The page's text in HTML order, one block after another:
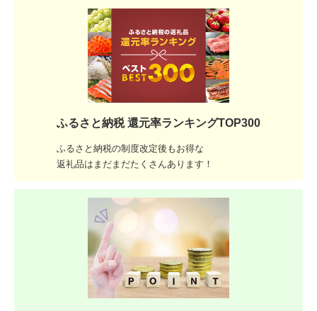
ふるさと納税 還元率ランキングTOP300
ふるさと納税の制度改定後もお得な
返礼品はまだまだたくさんあります！